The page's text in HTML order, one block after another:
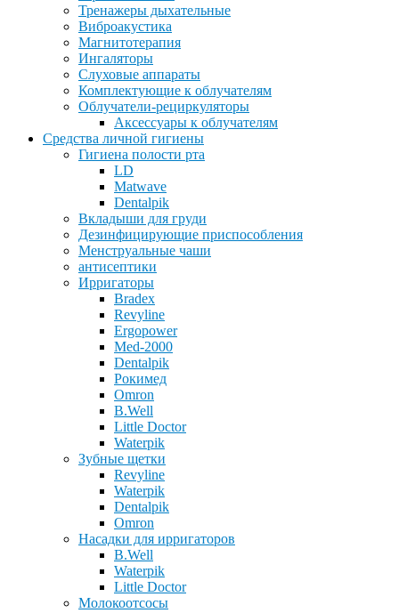
Тренажеры дыхательные
Виброакустика
Магнитотерапия
Ингаляторы
Слуховые аппараты
Комплектующие к облучателям
Облучатели-рециркуляторы
Аксессуары к облучателям
Средства личной гигиены
Гигиена полости рта
LD
Matwave
Dentalpik
Вкладыши для груди
Дезинфицирующие приспособления
Менструальные чаши
антисептики
Ирригаторы
Bradex
Revyline
Ergopower
Med-2000
Dentalpik
Рокимед
Omron
B.Well
Little Doctor
Waterpik
Зубные щетки
Revyline
Waterpik
Dentalpik
Omron
Насадки для ирригаторов
B.Well
Waterpik
Little Doctor
Молокоотсосы